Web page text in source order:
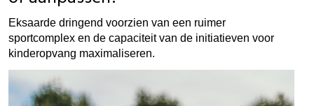
Eksaarde dringend voorzien van een ruimer
sportcomplex en de capaciteit van de initiatieven voor
kinderopvang maximaliseren.